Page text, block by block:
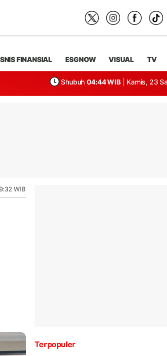
FINANSIAL ESGNOW VISUAL TV
Shubuh 04:44 WIB | Kamis, 23
WIB
Terpopuler